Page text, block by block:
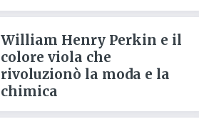
William Henry Perkin e il
colore viola che
rivoluzionò la moda e la
chimica